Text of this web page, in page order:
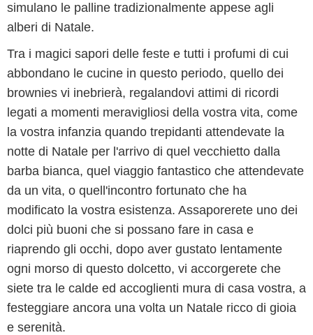
simulano le palline tradizionalmente appese agli
alberi di Natale.
Tra i magici sapori delle feste e tutti i profumi di cui
abbondano le cucine in questo periodo, quello dei
brownies vi inebrierà, regalandovi attimi di ricordi
legati a momenti meravigliosi della vostra vita, come
la vostra infanzia quando trepidanti attendevate la
notte di Natale per l'arrivo di quel vecchietto dalla
barba bianca, quel viaggio fantastico che attendevate
da un vita, o quell'incontro fortunato che ha
modificato la vostra esistenza. Assaporerete uno dei
dolci più buoni che si possano fare in casa e
riaprendo gli occhi, dopo aver gustato lentamente
ogni morso di questo dolcetto, vi accorgerete che
siete tra le calde ed accoglienti mura di casa vostra, a
festeggiare ancora una volta un Natale ricco di gioia
e serenità.